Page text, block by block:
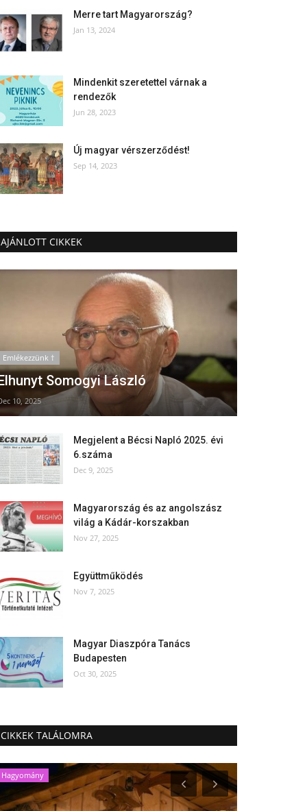
Merre tart Magyarország?
Jan 13, 2024
Mindenkit szeretettel várnak a
rendezők
Jun 28, 2023
Új magyar vérszerződést!
Sep 14, 2023
AJÁNLOTT CIKKEK
Emlékezzünk †
Somogyi László
10, 2025
Megjelent a Bécsi Napló 2025. évi
6.száma
Dec 9, 2025
Magyarország és az angolszász
világ a Kádár-korszakban
Nov 27, 2025
Együttműködés
Nov 7, 2025
Magyar Diaszpóra Tanács
Budapesten
Oct 30, 2025
CIKKEK TALÁLOMRA
Hagyomány